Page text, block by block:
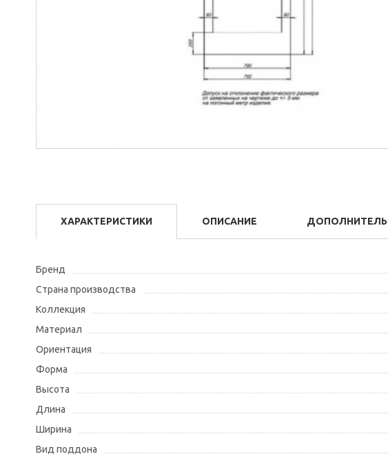
ХАРАКТЕРИСТИКИ ОПИСАНИЕ
Бренд
Страна производства
Коллекция
Материал
Ориентация
Форма
Высота
Длина
Ширина
Вид поддона